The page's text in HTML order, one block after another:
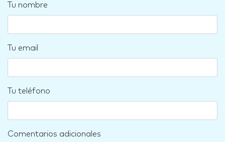
Tu nombre
Tu email
Tu teléfono
Comentarios adicionales